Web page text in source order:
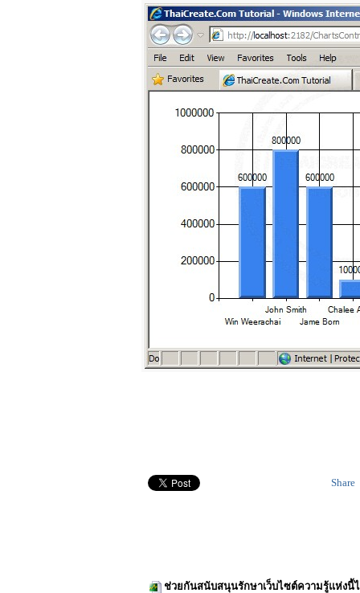
Share
ช่วยกันสนับสนุนรักษาเว็บไซต์ความรู้แห่งนี้